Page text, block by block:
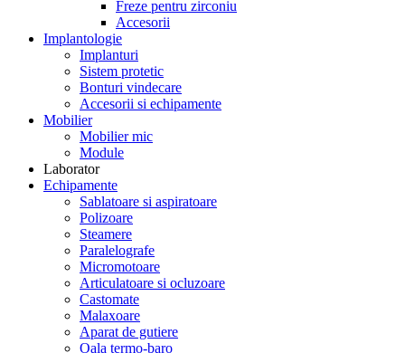
Freze pentru zirconiu
Accesorii
Implantologie
Implanturi
Sistem protetic
Bonturi vindecare
Accesorii si echipamente
Mobilier
Mobilier mic
Module
Laborator
Echipamente
Sablatoare si aspiratoare
Polizoare
Steamere
Paralelografe
Micromotoare
Articulatoare si ocluzoare
Castomate
Malaxoare
Aparat de gutiere
Oala termo-baro